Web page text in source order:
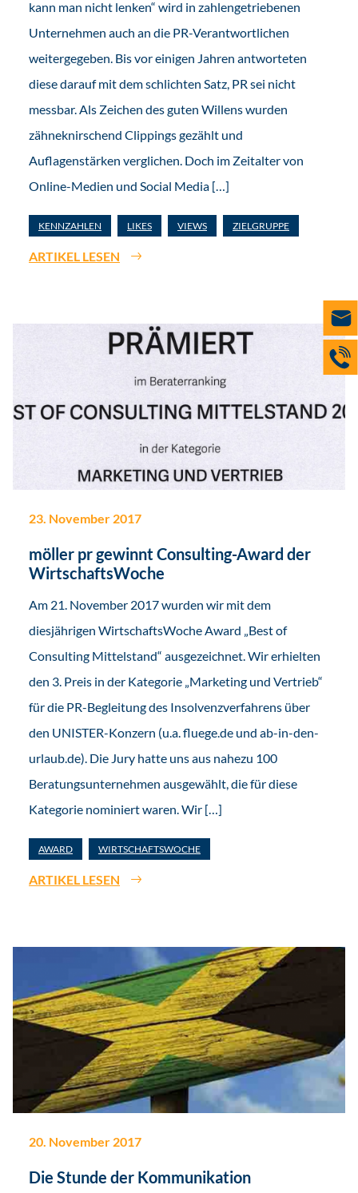
kann man nicht lenken“ wird in zahlengetriebenen
Unternehmen auch an die PR-Verantwortlichen
weitergegeben. Bis vor einigen Jahren antworteten
diese darauf mit dem schlichten Satz, PR sei nicht
messbar. Als Zeichen des guten Willens wurden
zähneknirschend Clippings gezählt und
Auflagenstärken verglichen. Doch im Zeitalter von
Online-Medien und Social Media […]
KENNZAHLEN LIKES VIEWS ZIELGRUPPE
ARTIKEL LESEN
23. November 2017
möller pr gewinnt Consulting-Award der
WirtschaftsWoche
Am 21. November 2017 wurden wir mit dem
diesjährigen WirtschaftsWoche Award „Best of
Consulting Mittelstand“ ausgezeichnet. Wir erhielten
den 3. Preis in der Kategorie „Marketing und Vertrieb“
für die PR-Begleitung des Insolvenzverfahrens über
den UNISTER-Konzern (u.a. fluege.de und ab-in-den-
urlaub.de). Die Jury hatte uns aus nahezu 100
Beratungsunternehmen ausgewählt, die für diese
Kategorie nominiert waren. Wir […]
AWARD WIRTSCHAFTSWOCHE
ARTIKEL LESEN
20. November 2017
Die Stunde der Kommunikation